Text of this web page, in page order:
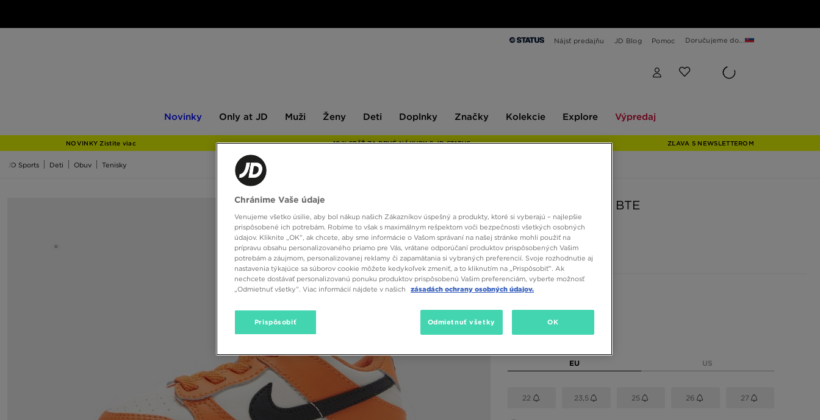
Nájsť predajňu JD Blog Pomoc Doručujeme do...
Novinky
JD
Only at JD Muži Ženy Deti Doplnky Značky Kolekcie Explore Výpredaj
NOVINKY Zistite viac 10 % SPÄŤ ZA PRVÉ NÁKUPY S JD STATUS ZĽAVA S NEWSLETTEROM
JD Sports Deti Obuv Tenisky
NIKE DUNK LOW BTE
60,00 €
Dostupné farby
Béžová
Vybrať veľkosť
EU US
22 23,5 25 26 27
Chránime Vaše údaje
Venujeme všetko úsilie, aby bol nákup našich Zákazníkov úspešný a produkty, ktoré si vyberajú – najlepšie
prispôsobené ich potrebám. Robíme to však s maximálnym rešpektom voči bezpečnosti všetkých osobných
údajov. Kliknite „OK”, ak chcete, aby sme informácie o Vašom správaní na našej stránke mohli použiť na
prípravu obsahu personalizovaného priamo pre Vás, vrátane odporúčaní produktov prispôsobených Vašim
potrebám a záujmom, personalizovanej reklamy či zapamätania si vybraných preferencií. Svoje rozhodnutie aj
nastavenia týkajúce sa súborov cookie môžete kedykoľvek zmeniť, a to kliknutím na „Prispôsobiť”. Ak
nechcete dostávať personalizovanú ponuku produktov prispôsobenú Vašim preferenciám, vyberte možnosť
„Odmietnuť všetky”. Viac informácií nájdete v našich
zásadách ochrany osobných údajov.
Prispôsobiť Odmietnuť všetky OK